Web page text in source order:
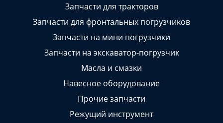
Запчасти для тракторов
Запчасти для фронтальных погрузчиков
Запчасти на мини погрузчики
Запчасти на экскаватор-погрузчик
Масла и смазки
Навесное оборудование
Прочие запчасти
Режущий инструмент